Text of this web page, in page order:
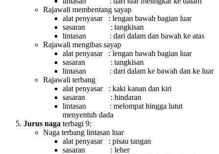
Rajawali membentang sayap
alat penyasar : lengan bawah bagian luar
sasaran : tangkisan
lintasan : dari dalam dan bawah ke atas
Rajawali mengibas sayap
alat penyasar : lengan bawah bagian luar
sasaran : tangkisan
lintasan : dari dalam ke bawah dan ke luar
Rajawali terbang
alat penyasar : kaki kanan dan kiri
sasaran : hindaran
lintasan : melompat hingga lutut
menyentuh dada
Jurus naga terbagi 9:
Naga terbang lintasan luar
alat penyasar : pisau tangan
sasaran : leher